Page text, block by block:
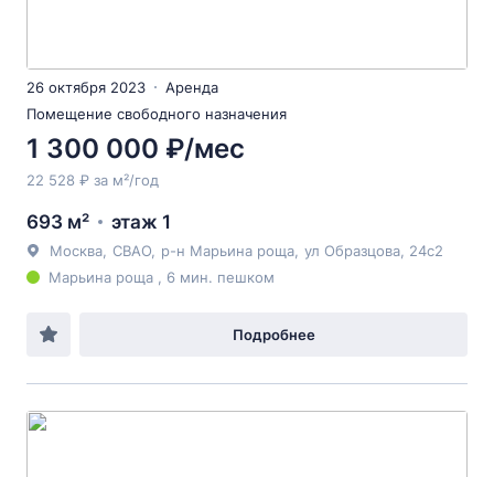
26 октября 2023
Аренда
Помещение свободного назначения
1 300 000 ₽/мес
22 528 ₽ за м²/год
693 м² этаж 1
Москва СВАО р-н Марьина роща ул Образцова , 24с2
Марьина роща , 6 мин. пешком
Подробнее